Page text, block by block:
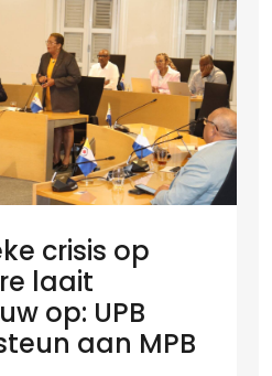
crisis op
laait
op: UPB
aan MPB